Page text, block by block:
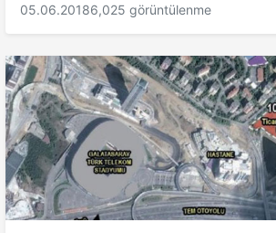
05.06.20186,025 görüntülenme